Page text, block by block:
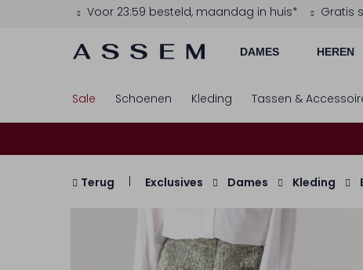
Voor 23:59 besteld, maandag in huis* Gratis
DAMES HEREN
Sale Schoenen Kleding Tassen &
Terug Exclusives Dames Kleding